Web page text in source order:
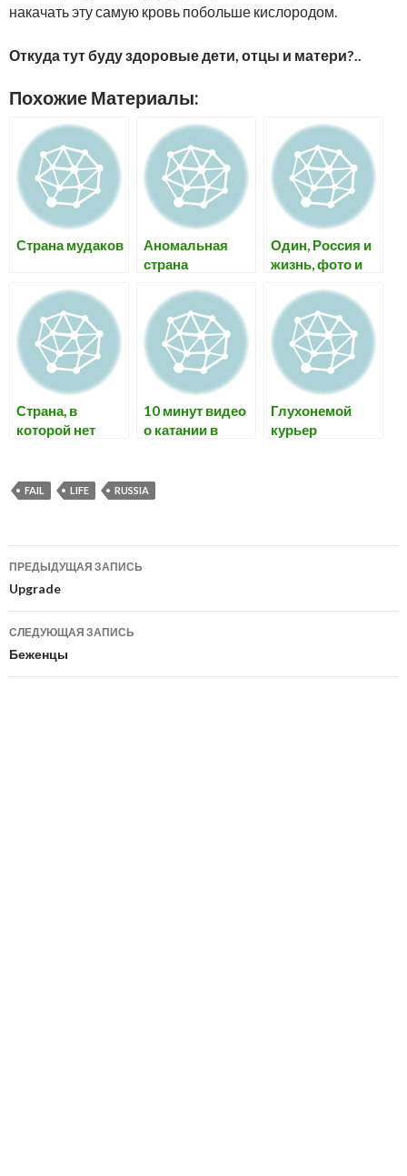
накачать эту самую кровь побольше кислородом.
Откуда тут буду здоровые дети, отцы и матери?..
Похожие Материалы:
Страна мудаков
Аномальная
страна
Один, Россия и
жизнь, фото и
Страна, в
которой нет
общекомандное
х играл 2010.
10 минут видео
о катании в
Глухонемой
курьер
FAIL LIFE RUSSIA
Навигация
по
записям
ПРЕДЫДУЩАЯ ЗАПИСЬ
Upgrade
СЛЕДУЮЩАЯ ЗАПИСЬ
Беженцы